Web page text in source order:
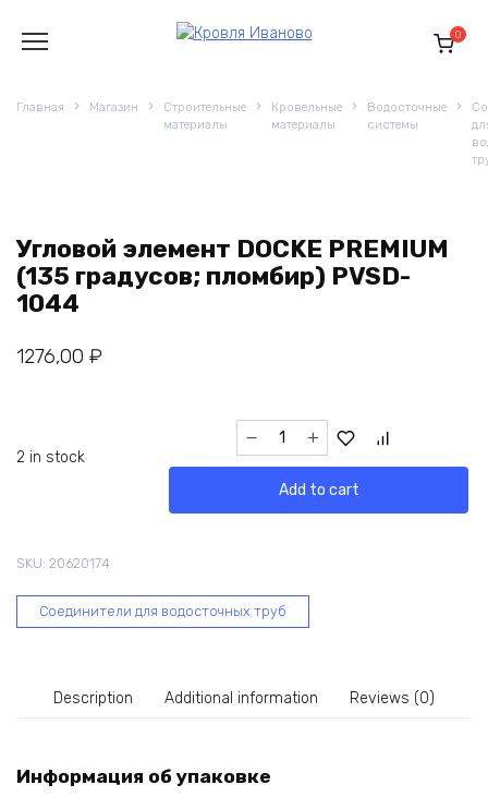
содержанию
0
Главная Магазин
Строительные
материалы
Кровельные
материалы
Водосточные
системы
Угловой элемент DOCKE PREMIUM
(135 градусов; пломбир) PVSD-
1044
1276,00 ₽
2 in stock
Угловой
элемент
PREMIUM
1044
Add to cart
SKU: 20620174
Соединители для водосточных труб
Description Additional information Reviews (0)
Информация об упаковке